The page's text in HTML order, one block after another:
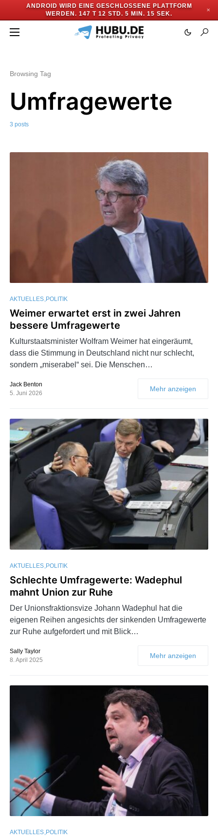
ANDROID WIRD EINE GESCHLOSSENE PLATTFORM
WERDEN. 147 T 12 STD. 5 MIN. 14 SEK.
✕
Browsing Tag
Umfragewerte
3 posts
AKTUELLES POLITIK
Weimer erwartet erst in zwei Jahren
bessere Umfragewerte
Kulturstaatsminister Wolfram Weimer hat eingeräumt,
dass die Stimmung in Deutschland nicht nur schlecht,
sondern „miserabel“ sei. Die Menschen…
Jack Benton
5. Juni 2026
Mehr anzeigen
AKTUELLES POLITIK
Schlechte Umfragewerte: Wadephul
mahnt Union zur Ruhe
Der Unionsfraktionsvize Johann Wadephul hat die
eigenen Reihen angesichts der sinkenden Umfragewerte
zur Ruhe aufgefordert und mit Blick…
Sally Taylor
8. April 2025
Mehr anzeigen
AKTUELLES POLITIK